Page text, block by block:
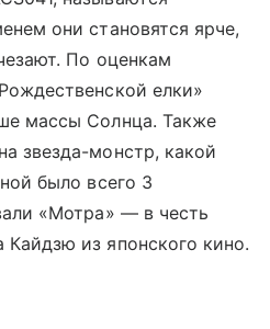
они становятся ярче,
По оценкам
елки»
массы Солнца. Также
звезда-монстр, какой
было всего 3
«Мотра» — в честь
из японского кино.